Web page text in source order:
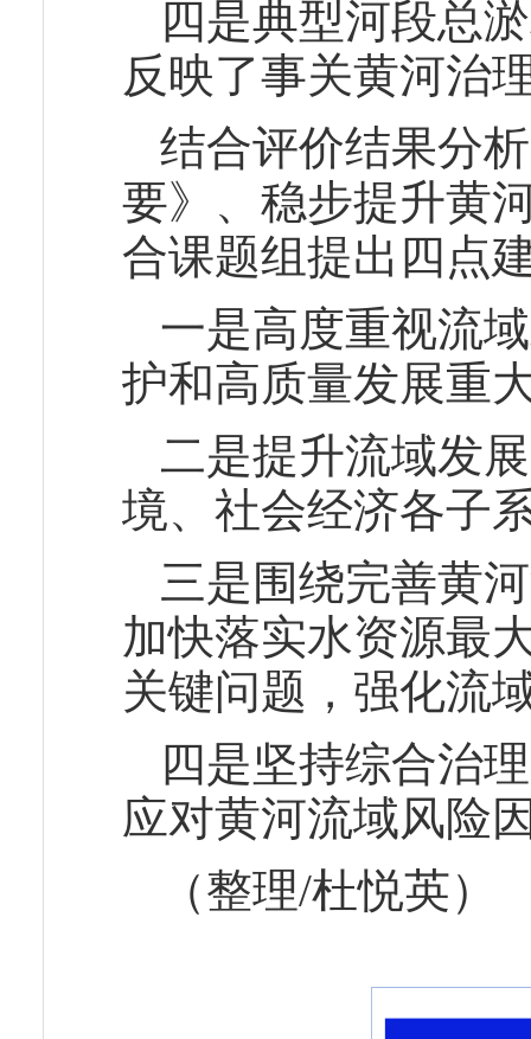
四是典型河段总
反映了事关黄河治
结合评价结果分
要》、稳步提升黄
合课题组提出四点
一是高度重视流
护和高质量发展重
二是提升流域发
境、社会经济各子
三是围绕完善黄
加快落实水资源最
关键问题，强化流
四是坚持综合治
应对黄河流域风险
（整理/杜悦英）